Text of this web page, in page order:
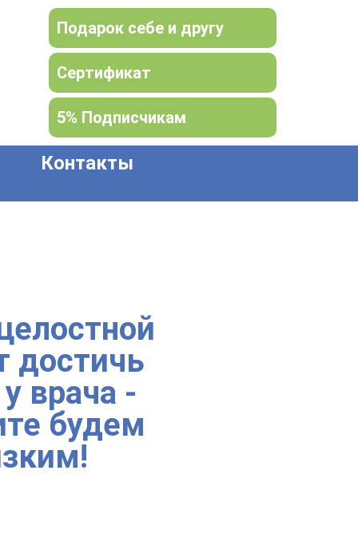
Подарок себе и другу
Сертификат
5% Подписчикам
Контакты
достичь
врача -
будем